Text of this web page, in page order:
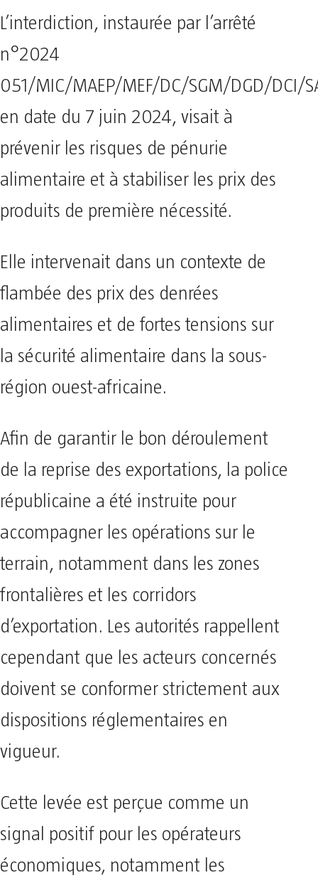
L’interdiction, instaurée par l’arrêté
n°2024
051/MIC/MAEP/MEF/DC/SGM/DGD/DCI/
en date du 7 juin 2024, visait à
prévenir les risques de pénurie
alimentaire et à stabiliser les prix des
produits de première nécessité.
Elle intervenait dans un contexte de
flambée des prix des denrées
alimentaires et de fortes tensions sur
la sécurité alimentaire dans la sous-
région ouest-africaine.
Afin de garantir le bon déroulement
de la reprise des exportations, la police
républicaine a été instruite pour
accompagner les opérations sur le
terrain, notamment dans les zones
frontalières et les corridors
d’exportation. Les autorités rappellent
cependant que les acteurs concernés
doivent se conformer strictement aux
dispositions réglementaires en
vigueur.
Cette levée est perçue comme un
signal positif pour les opérateurs
économiques, notamment les